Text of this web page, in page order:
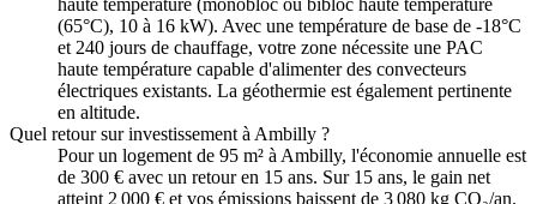
haute température (monobloc ou bibloc haute température
(65°C), 10 à 16 kW). Avec une température de base de -18°C
et 240 jours de chauffage, votre zone nécessite une PAC
haute température capable d'alimenter des convecteurs
électriques existants. La géothermie est également pertinente
en altitude.
Quel retour sur investissement à Ambilly ?
Pour un logement de 95 m² à Ambilly, l'économie annuelle est
de 300 € avec un retour en 15 ans. Sur 15 ans, le gain net
atteint 2 000 € et vos émissions baissent de 3 080 kg CO₂/an.